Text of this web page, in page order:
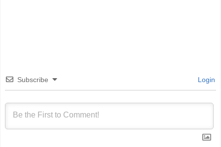
Subscribe Login